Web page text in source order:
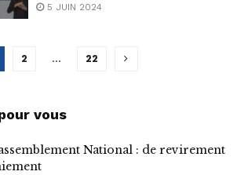
5 JUIN 2024
2 … 22
vous
National : de revirement